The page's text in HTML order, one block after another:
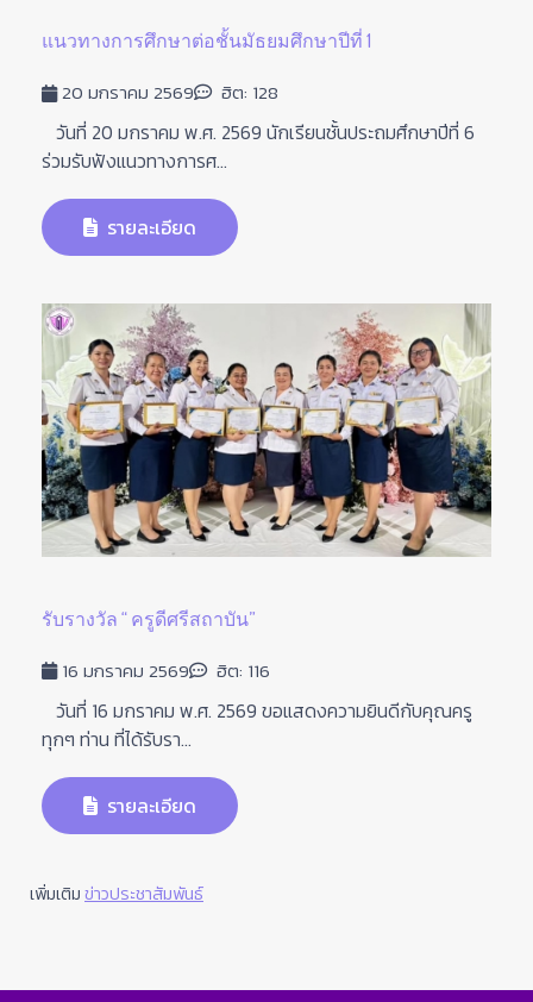
แนวทางการศึกษาต่อชั้นมัธยมศึกษาปีที่ 1
20 มกราคม 2569 ฮิต: 128
วันที่ 20 มกราคม พ.ศ. 2569 นักเรียนชั้นประถมศึกษาปีที่ 6
ร่วมรับฟังแนวทางการศ...
รายละเอียด
รับรางวัล “ ครูดีศรีสถาบัน”
16 มกราคม 2569 ฮิต: 116
วันที่ 16 มกราคม พ.ศ. 2569 ขอแสดงความยินดีกับคุณครู
ทุกๆ ท่าน ที่ได้รับรา...
รายละเอียด
เพิ่มเติมข่าวประชาสัมพันธ์